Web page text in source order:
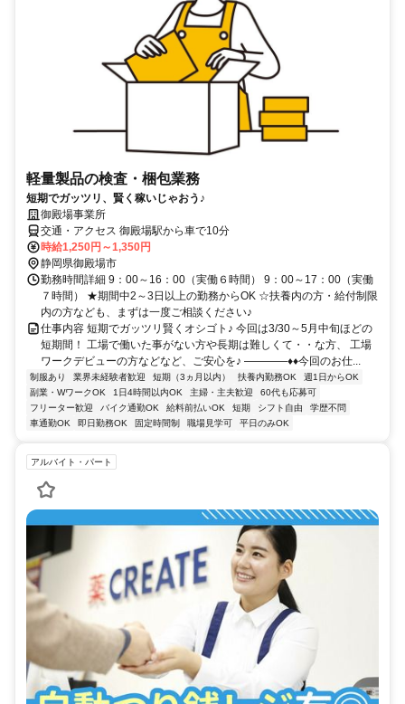
軽量製品の検査・梱包業務
短期でガッツリ、賢く稼いじゃおう♪
御殿場事業所
交通・アクセス 御殿場駅から車で10分
時給1,250円～1,350円
静岡県御殿場市
勤務時間詳細 9：00～16：00（実働６時間） 9：00～17：00（実働
７時間） ★期間中2～3日以上の勤務からOK ☆扶養内の方・給付制限
内の方なども、まずは一度ご相談ください♪
仕事内容 短期でガッツリ賢くオシゴト♪ 今回は3/30～5月中旬ほどの
短期間！ 工場で働いた事がない方や長期は難しくて・・な方、 工場
ワークデビューの方などなど、ご安心を♪ ――――♦♦今回のお仕...
制服あり 業界未経験者歓迎 短期（3ヵ月以内） 扶養内勤務OK
週1日からOK
副業・WワークOK
1日4時間以内OK 主婦・主夫歓迎
60代も応募可
フリーター歓迎
バイク通勤OK 給料前払いOK 短期 シフト自由
学歴不問
車通勤OK
即日勤務OK 固定時間制 職場見学可 平日のみOK
アルバイト・パート